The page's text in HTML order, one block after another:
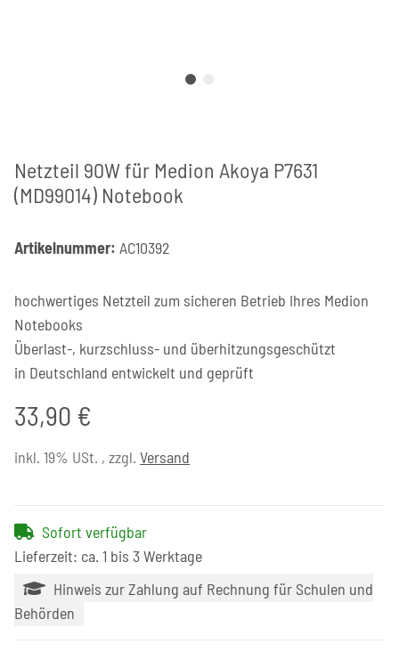
Netzteil 90W für Medion Akoya P7631
(MD99014) Notebook
Artikelnummer: AC10392
hochwertiges Netzteil zum sicheren Betrieb Ihres Medion
Notebooks
Überlast-, kurzschluss- und überhitzungsgeschützt
in Deutschland entwickelt und geprüft
33,90 €
inkl. 19% USt. , zzgl. Versand
Sofort verfügbar
Lieferzeit: ca. 1 bis 3 Werktage
Hinweis zur Zahlung auf Rechnung für Schulen und
Behörden